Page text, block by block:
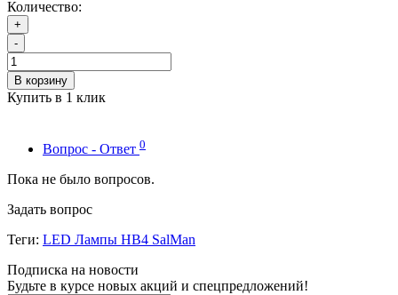
Количество:
+
-
В корзину
Купить в 1 клик
Вопрос - Ответ 0
Пока не было вопросов.
Задать вопрос
Теги: LED Лампы HB4 SalMan
Подписка на новости
Будьте в курсе новых акций и спецпредложений!